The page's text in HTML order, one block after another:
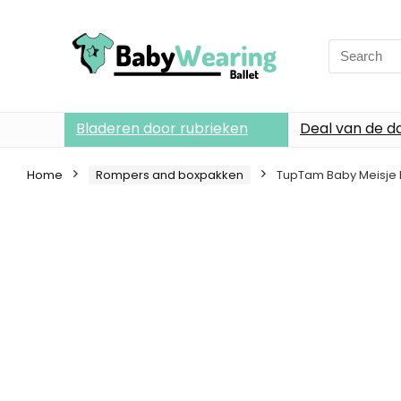
Search
for:
Bladeren door rubrieken Deal van de
Home Rompers and boxpakken TupTam Baby